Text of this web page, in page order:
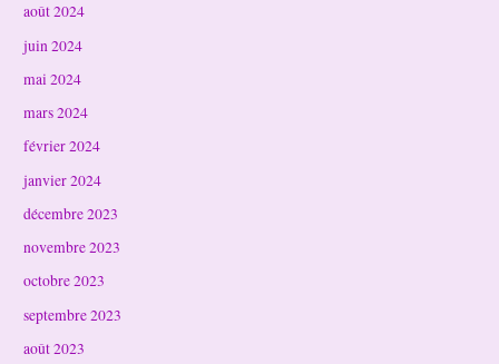
août 2024
juin 2024
mai 2024
mars 2024
février 2024
janvier 2024
décembre 2023
novembre 2023
octobre 2023
septembre 2023
août 2023